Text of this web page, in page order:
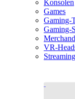
Konsolen
Games
Gaming-
Gaming-
VR-
Streaming